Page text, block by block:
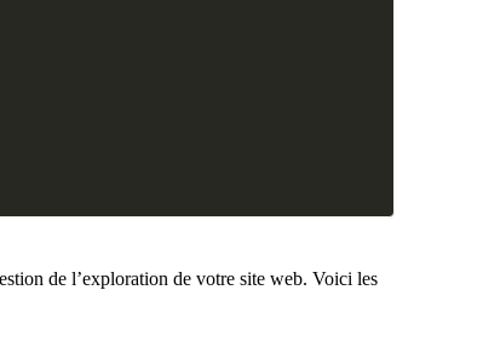
de l’exploration de votre site web. Voici les